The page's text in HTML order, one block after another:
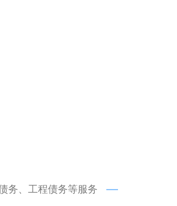
务、工程债务等服务